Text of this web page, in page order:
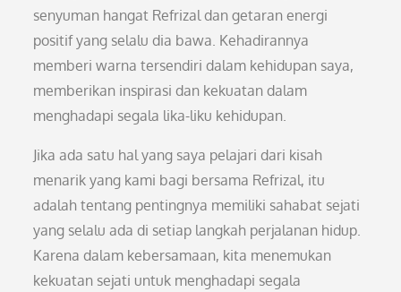
senyuman hangat Refrizal dan getaran energi
positif yang selalu dia bawa. Kehadirannya
memberi warna tersendiri dalam kehidupan saya,
memberikan inspirasi dan kekuatan dalam
menghadapi segala lika-liku kehidupan.
Jika ada satu hal yang saya pelajari dari kisah
menarik yang kami bagi bersama Refrizal, itu
adalah tentang pentingnya memiliki sahabat sejati
yang selalu ada di setiap langkah perjalanan hidup.
Karena dalam kebersamaan, kita menemukan
kekuatan sejati untuk menghadapi segala